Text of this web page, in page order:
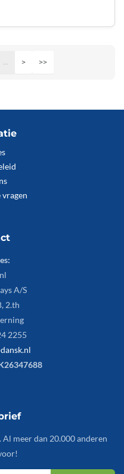
... > >>
vragen
A/S
2.th
2255
meer dan 20.000 anderen